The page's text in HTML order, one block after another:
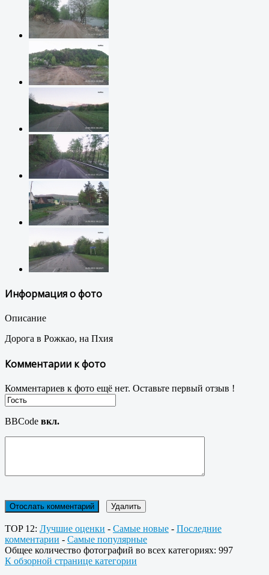
Информация о фото
Описание
Дорога в Рожкао, на Пхия
Комментарии к фото
Комментариев к фото ещё нет. Оставьте первый отзыв !
BBCode вкл.
TOP 12: Лучшие оценки - Самые новые - Последние
комментарии - Самые популярные
Общее количество фотографий во всех категориях: 997
К обзорной странице категории